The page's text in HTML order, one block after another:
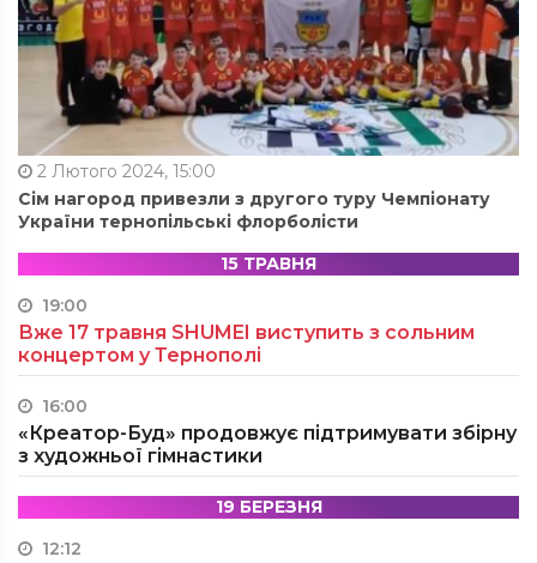
2 Лютого 2024, 15:00
Сім нагород привезли з другого туру Чемпіонату
України тернопільські флорболісти
15 ТРАВНЯ
19:00
Вже 17 травня SHUMEI виступить з сольним
концертом у Тернополі
16:00
«Креатор-Буд» продовжує підтримувати збірну
з художньої гімнастики
19 БЕРЕЗНЯ
12:12